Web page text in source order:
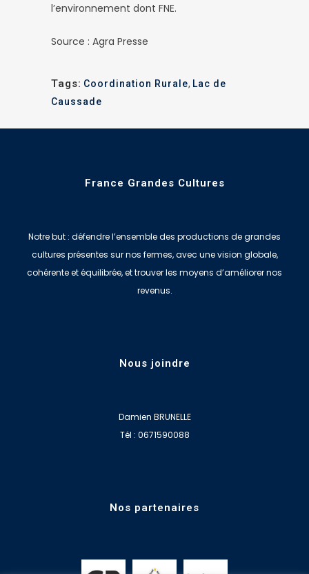
l’environnement dont FNE.
Source : Agra Presse
Tags: Coordination Rurale, Lac de
Caussade
France Grandes Cultures
Notre but : défendre l’ensemble des productions de grandes
cultures présentes sur nos fermes, avec une vision globale,
cohérente et équilibrée, et trouver les moyens d’améliorer nos
revenus.
Nous joindre
Damien BRUNELLE
Tél : 0671590088
Nos partenaires